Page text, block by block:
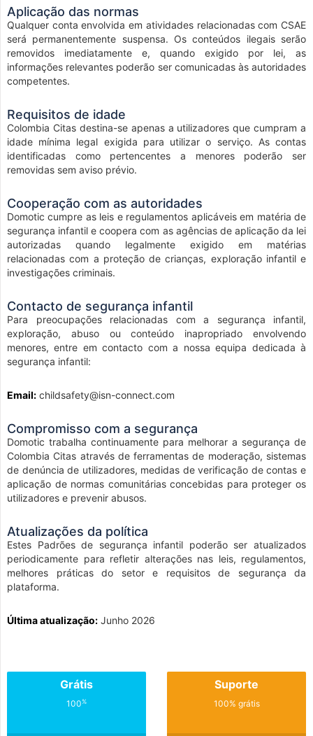
Aplicação das normas
Qualquer conta envolvida em atividades relacionadas com CSAE
será permanentemente suspensa. Os conteúdos ilegais serão
removidos imediatamente e, quando exigido por lei, as
informações relevantes poderão ser comunicadas às autoridades
competentes.
Requisitos de idade
Colombia Citas destina-se apenas a utilizadores que cumpram a
idade mínima legal exigida para utilizar o serviço. As contas
identificadas como pertencentes a menores poderão ser
removidas sem aviso prévio.
Cooperação com as autoridades
Domotic cumpre as leis e regulamentos aplicáveis em matéria de
segurança infantil e coopera com as agências de aplicação da lei
autorizadas quando legalmente exigido em matérias
relacionadas com a proteção de crianças, exploração infantil e
investigações criminais.
Contacto de segurança infantil
Para preocupações relacionadas com a segurança infantil,
exploração, abuso ou conteúdo inapropriado envolvendo
menores, entre em contacto com a nossa equipa dedicada à
segurança infantil:
Email: childsafety@isn-connect.com
Compromisso com a segurança
Domotic trabalha continuamente para melhorar a segurança de
Colombia Citas através de ferramentas de moderação, sistemas
de denúncia de utilizadores, medidas de verificação de contas e
aplicação de normas comunitárias concebidas para proteger os
utilizadores e prevenir abusos.
Atualizações da política
Estes Padrões de segurança infantil poderão ser atualizados
periodicamente para refletir alterações nas leis, regulamentos,
melhores práticas do setor e requisitos de segurança da
plataforma.
Última atualização: Junho 2026
Grátis
100%
Suporte
100% grátis